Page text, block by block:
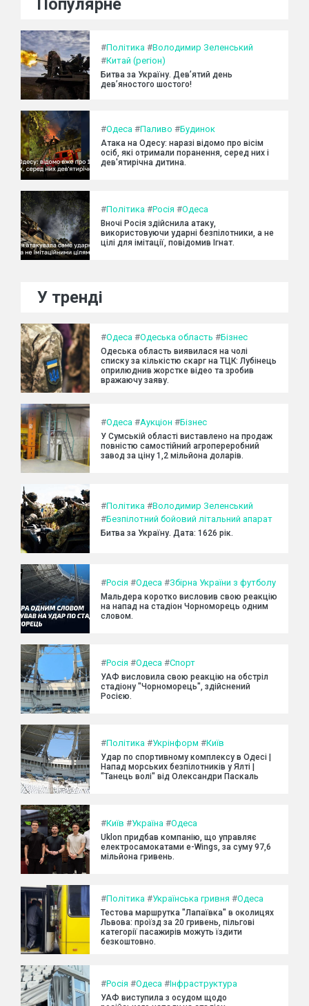
Популярне
#Політика #Володимир Зеленський
#Китай (регіон)
Битва за Україну. Дев’ятий день
дев’яностого шостого!
#Одеса #Паливо #Будинок
Атака на Одесу: наразі відомо про вісім
осіб, які отримали поранення, серед них і
дев'ятирічна дитина.
#Політика #Росія #Одеса
Вночі Росія здійснила атаку,
використовуючи ударні безпілотники, а не
цілі для імітації, повідомив Ігнат.
У тренді
#Одеса #Одеська область #Бізнес
Одеська область виявилася на чолі
списку за кількістю скарг на ТЦК: Лубінець
оприлюднив жорстке відео та зробив
вражаючу заяву.
#Одеса #Аукціон #Бізнес
У Сумській області виставлено на продаж
повністю самостійний агропереробний
завод за ціну 1,2 мільйона доларів.
#Політика #Володимир Зеленський
#Безпілотний бойовий літальний апарат
Битва за Україну. Дата: 1626 рік.
#Росія #Одеса #Збірна України з футболу
Мальдера коротко висловив свою реакцію
на напад на стадіон Чорноморець одним
словом.
#Росія #Одеса #Спорт
УАФ висловила свою реакцію на обстріл
стадіону "Чорноморець", здійснений
Росією.
#Політика #Укрінформ #Київ
Удар по спортивному комплексу в Одесі |
Напад морських безпілотників у Ялті |
"Танець волі" від Олександри Паскаль
#Київ #Україна #Одеса
Uklon придбав компанію, що управляє
електросамокатами e-Wings, за суму 97,6
мільйона гривень.
#Політика #Українська гривня #Одеса
Тестова маршрутка "Лапаївка" в околицях
Львова: проїзд за 20 гривень, пільгові
категорії пасажирів можуть їздити
безкоштовно.
#Росія #Одеса #Інфраструктура
УАФ виступила з осудом щодо